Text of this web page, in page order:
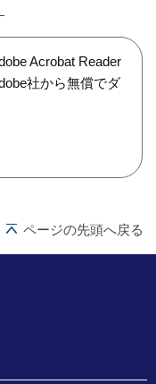
Acrobat Reader
社から無償でダ
ページの先頭へ戻る